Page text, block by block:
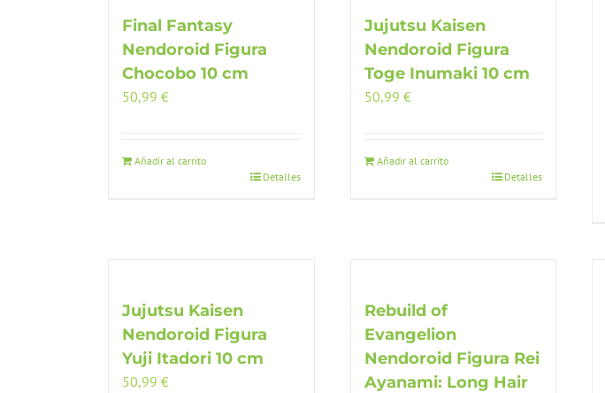
Final Fantasy
Nendoroid Figura
Chocobo 10 cm
50,99 €
Añadir al carrito
Detalles
Jujutsu Kaisen
Nendoroid Figura
Toge Inumaki 10 cm
50,99 €
Añadir al carrito
Detalles
Jujutsu Kaisen
Nendoroid Figura
Yuji Itadori 10 cm
50,99 €
Rebuild of
Evangelion
Nendoroid Figura Rei
Ayanami: Long Hair